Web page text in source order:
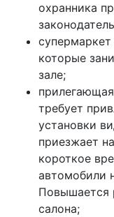
охранника
которые
зале;
требует
установки
приезжает
короткое
автомобили
Повышается
салона;